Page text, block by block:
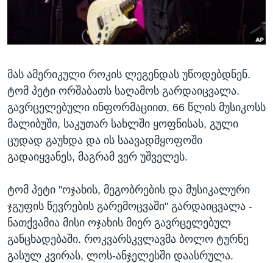
ᲡᲢᲣᲓᲘᲐ ᲕᲐᲨᲘᲜᲒᲢᲝᲜᲘ
ᲔᲙᲝᲜᲝᲛᲘᲙᲐ
ᲘᲜᲢᲔᲠᲕᲘᲣ
ᲙᲣᲚᲢᲣᲠᲐ
ᲒᲐᲚᲘᲚᲔᲝ
ᲓᲔᲖᲘᲜᲤᲝᲠᲛᲐᲪᲘᲐ
Learning English
ენები
მას ამერიკული როკის ლეგენდას უწოდებდნენ.
ტომ პეტი ორშაბათს საღამოს გარდაიცვალა.
გავრცელებული ინფორმაციით, 66 წლის მუსიკოსს
მალიბუში, საკუთარ სახლში ყოფნისას, გული
ცუდად გაუხდა და ის საავადმყოფოში
გადაიყვანეს, მაგრამ ვერ უშველეს.
ტომ პეტი "ოჯახის, მეგობრების და მუსიკალური
ჯგუფის წევრების გარემოცვაში" გარდაიცვალა -
ნათქვამია მისი ოჯახის მიერ გავრცელებულ
განცხადებაში. როკვარსკვლავმა ბოლო ტურნე
გასულ კვირას, ლოს-ანჯელესში დაასრულა.